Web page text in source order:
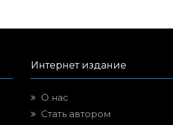
Интернет издание
О нас
Стать автором